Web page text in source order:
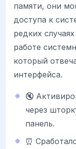
памяти, они
доступа к
редких
работе
который
интерфейса.
🔇
через
панель.
⏰